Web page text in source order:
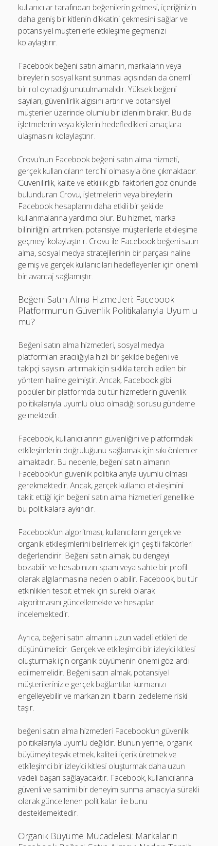
kullanıcılar tarafından beğenilerin gelmesi, içeriğinizin
daha geniş bir kitlenin dikkatini çekmesini sağlar ve
potansiyel müşterilerle etkileşime geçmenizi
kolaylaştırır.
Facebook beğeni satın almanın, markaların veya
bireylerin sosyal kanıt sunması açısından da önemli
bir rol oynadığı unutulmamalıdır. Yüksek beğeni
sayıları, güvenilirlik algısını artırır ve potansiyel
müşteriler üzerinde olumlu bir izlenim bırakır. Bu da
işletmelerin veya kişilerin hedefledikleri amaçlara
ulaşmasını kolaylaştırır.
Crovu'nun Facebook beğeni satın alma hizmeti,
gerçek kullanıcıların tercihi olmasıyla öne çıkmaktadır.
Güvenilirlik, kalite ve etkililik gibi faktörleri göz önünde
bulunduran Crovu, işletmelerin veya bireylerin
Facebook hesaplarını daha etkili bir şekilde
kullanmalarına yardımcı olur. Bu hizmet, marka
bilinirliğini artırırken, potansiyel müşterilerle etkileşime
geçmeyi kolaylaştırır. Crovu ile Facebook beğeni satın
alma, sosyal medya stratejilerinin bir parçası haline
gelmiş ve gerçek kullanıcıları hedefleyenler için önemli
bir avantaj sağlamıştır.
Beğeni Satın Alma Hizmetleri: Facebook
Platformunun Güvenlik Politikalarıyla Uyumlu
mu?
Beğeni satın alma hizmetleri, sosyal medya
platformları aracılığıyla hızlı bir şekilde beğeni ve
takipçi sayısını artırmak için sıklıkla tercih edilen bir
yöntem haline gelmiştir. Ancak, Facebook gibi
popüler bir platformda bu tür hizmetlerin güvenlik
politikalarıyla uyumlu olup olmadığı sorusu gündeme
gelmektedir.
Facebook, kullanıcılarının güvenliğini ve platformdaki
etkileşimlerin doğruluğunu sağlamak için sıkı önlemler
almaktadır. Bu nedenle, beğeni satın almanın
Facebook'un güvenlik politikalarıyla uyumlu olması
gerekmektedir. Ancak, gerçek kullanıcı etkileşimini
taklit ettiği için beğeni satın alma hizmetleri genellikle
bu politikalara aykırıdır.
Facebook'un algoritması, kullanıcıların gerçek ve
organik etkileşimlerini belirlemek için çeşitli faktörleri
değerlendirir. Beğeni satın almak, bu dengeyi
bozabilir ve hesabınızın spam veya sahte bir profil
olarak algılanmasına neden olabilir. Facebook, bu tür
etkinlikleri tespit etmek için sürekli olarak
algoritmasını güncellemekte ve hesapları
incelemektedir.
Ayrıca, beğeni satın almanın uzun vadeli etkileri de
düşünülmelidir. Gerçek ve etkileşimci bir izleyici kitlesi
oluşturmak için organik büyümenin önemi göz ardı
edilmemelidir. Beğeni satın almak, potansiyel
müşterilerinizle gerçek bağlantılar kurmanızı
engelleyebilir ve markanızın itibarını zedeleme riski
taşır.
beğeni satın alma hizmetleri Facebook'un güvenlik
politikalarıyla uyumlu değildir. Bunun yerine, organik
büyümeyi teşvik etmek, kaliteli içerik üretmek ve
etkileşimci bir izleyici kitlesi oluşturmak daha uzun
vadeli başarı sağlayacaktır. Facebook, kullanıcılarına
güvenli ve samimi bir deneyim sunma amacıyla sürekli
olarak güncellenen politikaları ile bunu
desteklemektedir.
Organik Büyüme Mücadelesi: Markaların